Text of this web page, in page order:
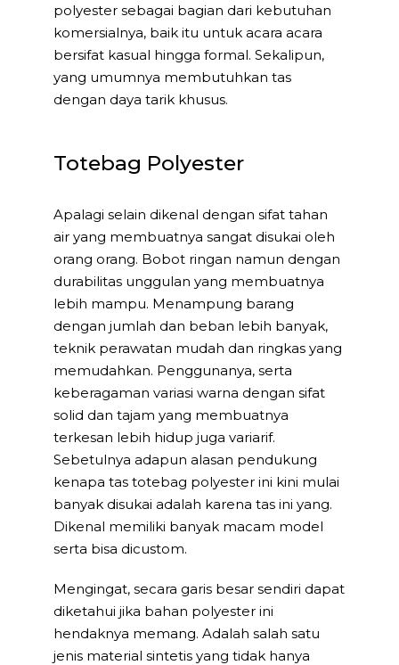
polyester sebagai bagian dari kebutuhan
komersialnya, baik itu untuk acara acara
bersifat kasual hingga formal. Sekalipun,
yang umumnya membutuhkan tas
dengan daya tarik khusus.
Totebag Polyester
Apalagi selain dikenal dengan sifat tahan
air yang membuatnya sangat disukai oleh
orang orang. Bobot ringan namun dengan
durabilitas unggulan yang membuatnya
lebih mampu. Menampung barang
dengan jumlah dan beban lebih banyak,
teknik perawatan mudah dan ringkas yang
memudahkan. Penggunanya, serta
keberagaman variasi warna dengan sifat
solid dan tajam yang membuatnya
terkesan lebih hidup juga variarif.
Sebetulnya adapun alasan pendukung
kenapa tas totebag polyester ini kini mulai
banyak disukai adalah karena tas ini yang.
Dikenal memiliki banyak macam model
serta bisa dicustom.
Mengingat, secara garis besar sendiri dapat
diketahui jika bahan polyester ini
hendaknya memang. Adalah salah satu
jenis material sintetis yang tidak hanya